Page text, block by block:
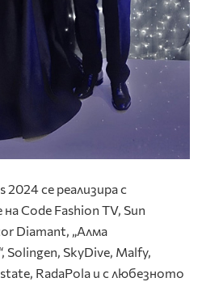
2024 се реализира с
Code Fashion TV, Sun
Diamant, „Алма
Solingen, SkyDive, Malfy,
RadaPola и с любезното